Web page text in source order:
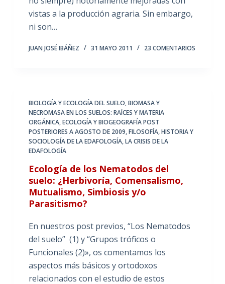
vistas a la producción agraria. Sin embargo,
ni son…
JUAN JOSÉ IBÁÑEZ 31 MAYO 2011 23 COMENTARIOS
BIOLOGÍA Y ECOLOGÍA DEL SUELO,BIOMASA Y
NECROMASA EN LOS SUELOS: RAÍCES Y MATERIA
ORGÁNICA,ECOLOGÍA Y BIOGEOGRAFÍA POST
POSTERIORES A AGOSTO DE 2009,FILOSOFÍA, HISTORIA Y
SOCIOLOGÍA DE LA EDAFOLOGÍA,LA CRISIS DE LA
EDAFOLOGÍA
Ecología de los Nematodos del
suelo: ¿Herbivoría, Comensalismo,
Mutualismo, Simbiosis y/o
Parasitismo?
En nuestros post previos, “Los Nematodos
del suelo” (1) y “Grupos tróficos o
Funcionales (2)», os comentamos los
aspectos más básicos y ortodoxos
relacionados con el estudio de estos